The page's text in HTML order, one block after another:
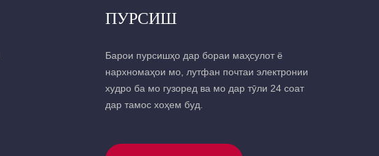
ПУРСИШ
Барои пурсишҳо дар бораи маҳсулот ё
нархномаҳои мо, лутфан почтаи электронии
худро ба мо гузоред ва мо дар тӯли 24 соат
дар тамос хоҳем буд.